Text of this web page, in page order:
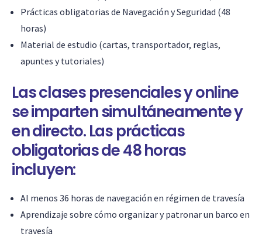
Prácticas obligatorias de Navegación y Seguridad (48
horas)
Material de estudio (cartas, transportador, reglas,
apuntes y tutoriales)
Las clases presenciales y online
se imparten simultáneamente y
en directo. Las prácticas
obligatorias de 48 horas
incluyen:
Al menos 36 horas de navegación en régimen de travesía
Aprendizaje sobre cómo organizar y patronar un barco en
travesía